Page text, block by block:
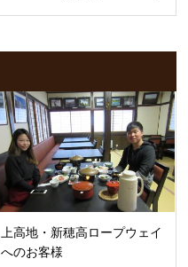
上高地・新穂高ロープウェイ
へのお客様